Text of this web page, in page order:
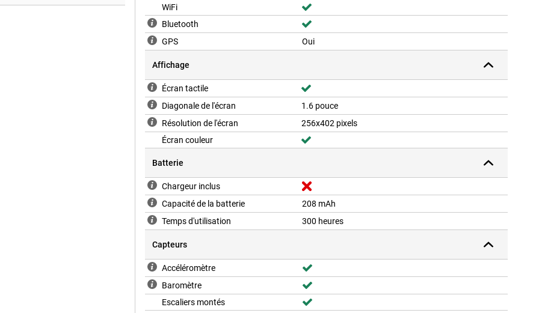
WiFi
Bluetooth
GPS
Oui
Affichage
Écran tactile
Diagonale de l'écran
1.6 pouce
Résolution de l'écran
256x402 pixels
Écran couleur
Batterie
Chargeur inclus
Capacité de la batterie
208 mAh
Temps d'utilisation
300 heures
Capteurs
Accéléromètre
Baromètre
Escaliers montés